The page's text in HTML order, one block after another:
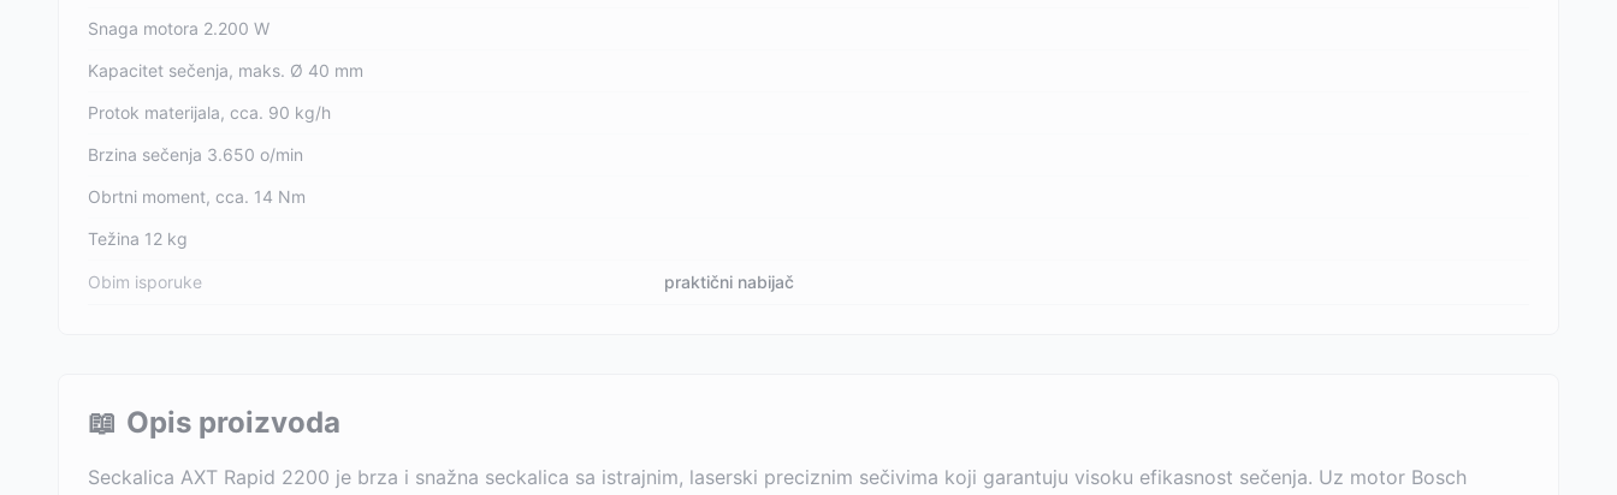
Snaga motora 2.200 W
Kapacitet sečenja, maks. Ø 40 mm
Protok materijala, cca. 90 kg/h
Brzina sečenja 3.650 o/min
Obrtni moment, cca. 14 Nm
Težina 12 kg
Obim isporuke praktični nabijač
📖 Opis proizvoda
Seckalica AXT Rapid 2200 je brza i snažna seckalica sa istrajnim, laserski preciznim sečivima koji garantuju visoku efikasnost sečenja. Uz motor Bosch